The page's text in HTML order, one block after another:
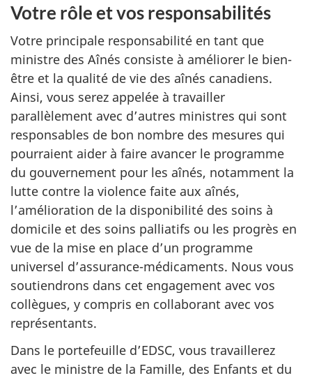
Votre rôle et vos responsabilités
Votre principale responsabilité en tant que
ministre des Aînés consiste à améliorer le bien-
être et la qualité de vie des aînés canadiens.
Ainsi, vous serez appelée à travailler
parallèlement avec d’autres ministres qui sont
responsables de bon nombre des mesures qui
pourraient aider à faire avancer le programme
du gouvernement pour les aînés, notamment la
lutte contre la violence faite aux aînés,
l’amélioration de la disponibilité des soins à
domicile et des soins palliatifs ou les progrès en
vue de la mise en place d’un programme
universel d’assurance-médicaments. Nous vous
soutiendrons dans cet engagement avec vos
collègues, y compris en collaborant avec vos
représentants.
Dans le portefeuille d’EDSC, vous travaillerez
avec le ministre de la Famille, des Enfants et du